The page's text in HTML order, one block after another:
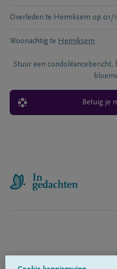
Overleden te Hemiksem op 01/
Woonachtig te Hemiksem
Stuur een condoléancebericht,
Betuig je